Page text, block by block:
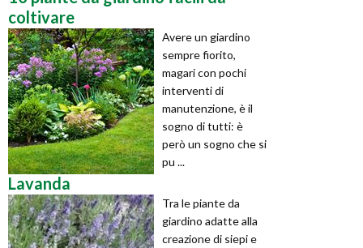
coltivare
Avere un giardino
sempre fiorito,
magari con pochi
interventi di
manutenzione, è il
sogno di tutti: è
però un sogno che si
pu ...
Lavanda
Tra le piante da
giardino adatte alla
creazione di siepi e